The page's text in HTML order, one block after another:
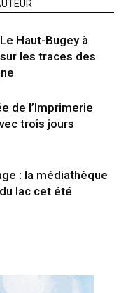
Haut-Bugey à
les traces des
de l’Imprimerie
trois jours
: la médiathèque
lac cet été